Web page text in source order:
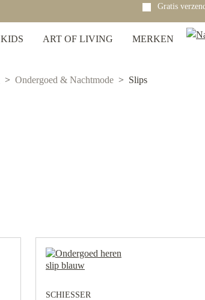
Gratis
KIDS ART OF LIVING MERKEN
Ondergoed & Nachtmode Slips
SCHIESSER